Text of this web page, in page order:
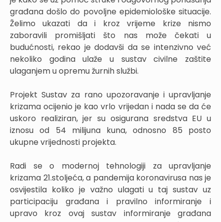
građana došlo do povoljne epidemiološke situacije.
Želimo ukazati da i kroz vrijeme krize nismo
zaboravili promišljati što nas može čekati u
budućnosti, rekao je dodavši da se intenzivno već
nekoliko godina ulaže u sustav civilne zaštite
ulaganjem u opremu žurnih službi.
Projekt Sustav za rano upozoravanje i upravljanje
krizama ocijenio je kao vrlo vrijedan i nada se da će
uskoro realiziran, jer su osigurana sredstva EU u
iznosu od 54 milijuna kuna, odnosno 85 posto
ukupne vrijednosti projekta.
Radi se o modernoj tehnologiji za upravljanje
krizama 21.stoljeća, a pandemija koronavirusa nas je
osvijestila koliko je važno ulagati u taj sustav uz
participaciju građana i pravilno informiranje i
upravo kroz ovaj sustav informiranje građana